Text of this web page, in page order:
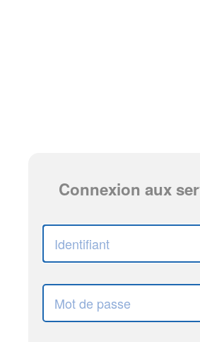
Connexion aux